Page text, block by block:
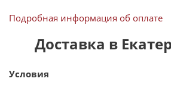
Подробная информация об оплате
Доставка в
Условия